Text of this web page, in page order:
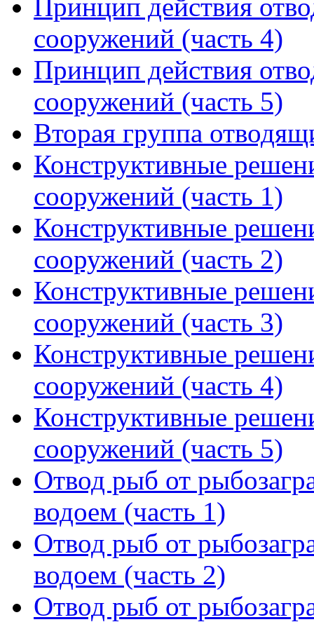
Принцип действия
сооружений (часть 4)
Принцип действия
сооружений (часть 5)
Вторая группа
Конструктивные
сооружений (часть 1)
Конструктивные
сооружений (часть 2)
Конструктивные
сооружений (часть 3)
Конструктивные
сооружений (часть 4)
Конструктивные
сооружений (часть 5)
Отвод рыб от
водоем (часть 1)
Отвод рыб от
водоем (часть 2)
Отвод рыб от